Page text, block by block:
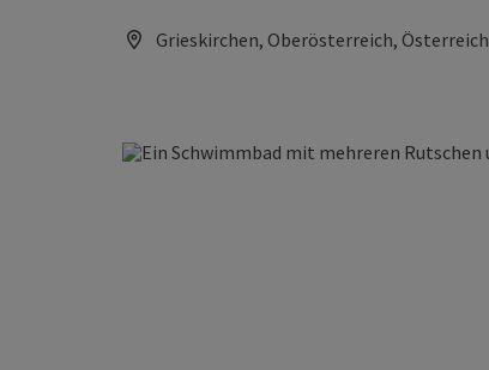
Grieskirchen, Oberösterreich, Österreich